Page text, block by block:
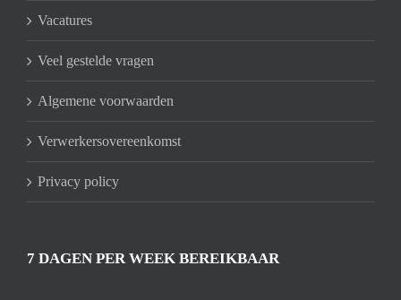
Vacatures
Veel gestelde vragen
Algemene voorwaarden
Verwerkersovereenkomst
Privacy policy
7 DAGEN PER WEEK BEREIKBAAR